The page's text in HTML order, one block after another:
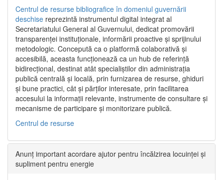
Centrul de resurse bibliografice în domeniul guvernării
deschise reprezintă instrumentul digital integrat al
Secretariatului General al Guvernului, dedicat promovării
transparenței instituționale, informării proactive și sprijinului
metodologic. Concepută ca o platformă colaborativă și
accesibilă, aceasta funcționează ca un hub de referință
bidirecțional, destinat atât specialiștilor din administrația
publică centrală și locală, prin furnizarea de resurse, ghiduri
și bune practici, cât și părților interesate, prin facilitarea
accesului la informații relevante, instrumente de consultare și
mecanisme de participare și monitorizare publică.
Centrul de resurse
Anunț important acordare ajutor pentru încălzirea locuinței și
supliment pentru energie